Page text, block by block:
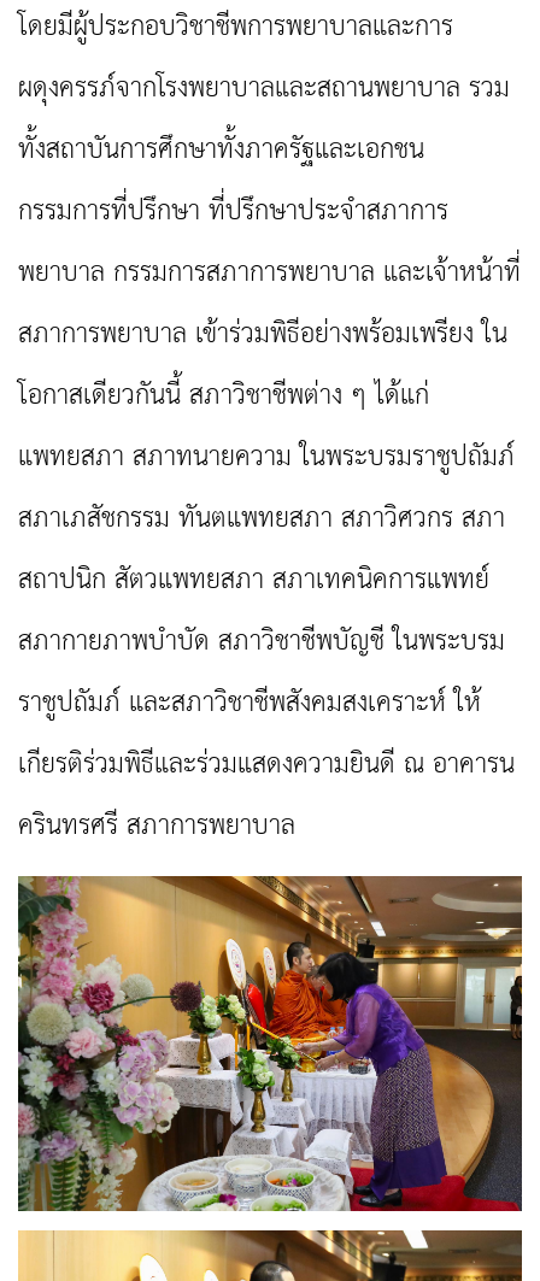
โดยมีผู้ประกอบวิชาชีพการพยาบาลและการ
ผดุงครรภ์จากโรงพยาบาลและสถานพยาบาล รวม
ทั้งสถาบันการศึกษาทั้งภาครัฐและเอกชน
กรรมการที่ปรึกษา ที่ปรึกษาประจำสภาการ
พยาบาล กรรมการสภาการพยาบาล และเจ้าหน้าที่
สภาการพยาบาล เข้าร่วมพิธีอย่างพร้อมเพรียง ใน
โอกาสเดียวกันนี้ สภาวิชาชีพต่าง ๆ ได้แก่
แพทยสภา สภาทนายความ ในพระบรมราชูปถัมภ์
สภาเภสัชกรรม ทันตแพทยสภา สภาวิศวกร สภา
สถาปนิก สัตวแพทยสภา สภาเทคนิคการแพทย์
สภากายภาพบำบัด สภาวิชาชีพบัญชี ในพระบรม
ราชูปถัมภ์ และสภาวิชาชีพสังคมสงเคราะห์ ให้
เกียรติร่วมพิธีและร่วมแสดงความยินดี ณ อาคารน
ครินทรศรี สภาการพยาบาล